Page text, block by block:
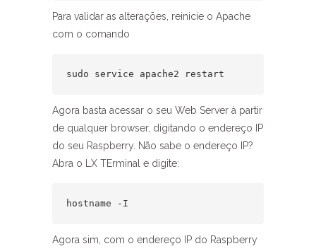
Para validar as alterações, reinicie o Apache
com o comando
sudo service apache2 restart
Agora basta acessar o seu Web Server à partir
de qualquer browser, digitando o endereço IP
do seu Raspberry. Não sabe o endereço IP?
Abra o LX TErminal e digite:
hostname -I
Agora sim, com o endereço IP do Raspberry